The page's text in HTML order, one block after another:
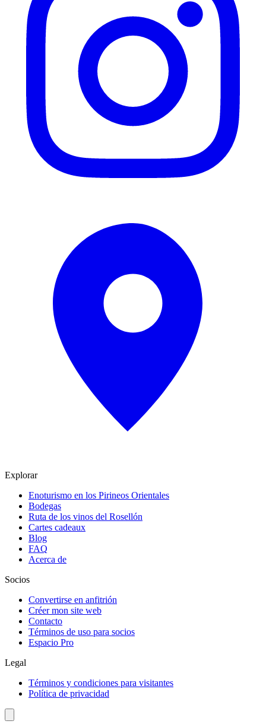
Explorar
Enoturismo en los Pirineos Orientales
Bodegas
Ruta de los vinos del Rosellón
Cartes cadeaux
Blog
FAQ
Acerca de
Socios
Convertirse en anfitrión
Créer mon site web
Contacto
Términos de uso para socios
Espacio Pro
Legal
Términos y condiciones para visitantes
Política de privacidad